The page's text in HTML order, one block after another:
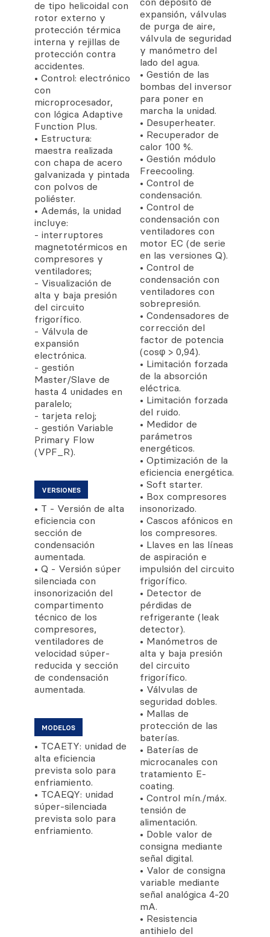
de tipo helicoidal con
rotor externo y
protección térmica
interna y rejillas de
protección contra
accidentes.
• Control: electrónico
con
microprocesador,
con lógica Adaptive
Function Plus.
• Estructura:
maestra realizada
con chapa de acero
galvanizada y pintada
con polvos de
poliéster.
• Además, la unidad
incluye:
- interruptores
magnetotérmicos en
compresores y
ventiladores;
- Visualización de
alta y baja presión
del circuito
frigorífico.
- Válvula de
expansión
electrónica.
- gestión
Master/Slave de
hasta 4 unidades en
paralelo;
- tarjeta reloj;
- gestión Variable
Primary Flow
(VPF_R).
VERSIONES
• T - Versión de alta
eficiencia con
sección de
condensación
aumentada.
• Q - Versión súper
silenciada con
insonorización del
compartimento
técnico de los
compresores,
ventiladores de
velocidad súper-
reducida y sección
de condensación
aumentada.
MODELOS
• TCAETY: unidad de
alta eficiencia
prevista solo para
enfriamiento.
• TCAEQY: unidad
súper-silenciada
prevista solo para
enfriamiento.
expansión, válvulas
de purga de aire,
válvula de seguridad
y manómetro del
lado del agua.
• Gestión de las
bombas del inversor
para poner en
marcha la unidad.
• Desuperheater.
• Recuperador de
calor 100 %.
• Gestión módulo
Freecooling.
• Control de
condensación.
• Control de
condensación con
ventiladores con
motor EC (de serie
en las versiones Q).
• Control de
condensación con
ventiladores con
sobrepresión.
• Condensadores de
corrección del
factor de potencia
(cosφ > 0,94).
• Limitación forzada
de la absorción
eléctrica.
• Limitación forzada
del ruido.
• Medidor de
parámetros
energéticos.
• Optimización de la
eficiencia energética.
• Soft starter.
• Box compresores
insonorizado.
• Cascos afónicos en
los compresores.
• Llaves en las líneas
de aspiración e
impulsión del circuito
frigorífico.
• Detector de
pérdidas de
refrigerante (leak
detector).
• Manómetros de
alta y baja presión
del circuito
frigorífico.
• Válvulas de
seguridad dobles.
• Mallas de
protección de las
baterías.
• Baterías de
microcanales con
tratamiento E-
coating.
• Control mín./máx.
tensión de
alimentación.
• Doble valor de
consigna mediante
señal digital.
• Valor de consigna
variable mediante
señal analógica 4-20
mA.
• Resistencia
antihielo del